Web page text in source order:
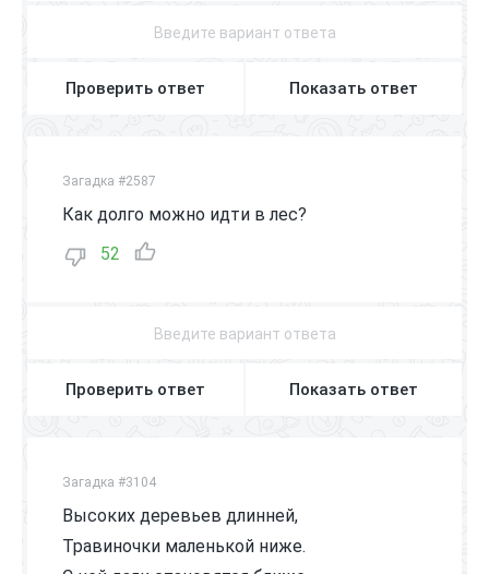
Проверить ответ Показать ответ
Загадка #2587
Как долго можно идти в лес?
52
Проверить ответ Показать ответ
Загадка #3104
Высоких деревьев длинней,
Травиночки маленькой ниже.